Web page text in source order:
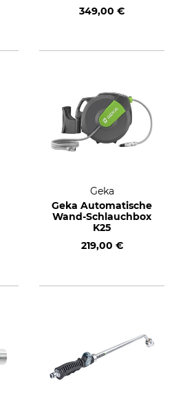
349,00 €
Geka
Geka Automatische
Wand-Schlauchbox
K25
219,00 €